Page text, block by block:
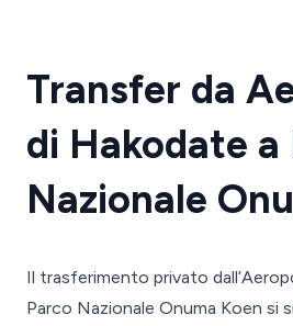
Transfer da
di Hakodate a
Nazionale
Il trasferimento privato
Parco Nazionale Onuma Koen si